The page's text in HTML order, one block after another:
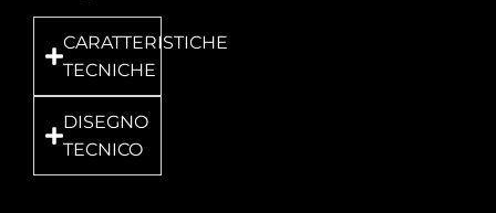
CARATTERISTICHE
TECNICHE
DISEGNO
TECNICO